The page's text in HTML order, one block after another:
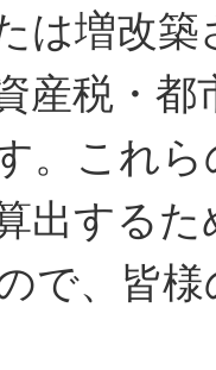
は増改
産税・都
。これ
出する
で、皆